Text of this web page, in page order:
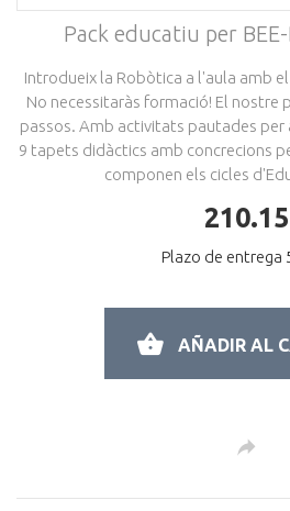
Pack educatiu per
Introdueix la Robòtica a l'aula amb
No necessitaràs formació! El nostre
passos. Amb activitats pautades per
9 tapets didàctics amb concrecions
componen els cicles
210.15
Plazo de entrega
AÑADIR AL